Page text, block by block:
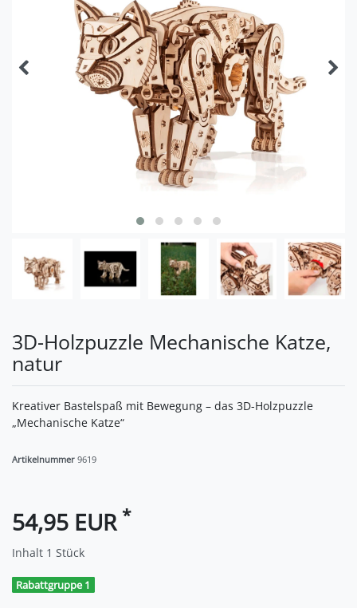
3D-Holzpuzzle Mechanische Katze,
natur
Kreativer Bastelspaß mit Bewegung – das 3D-Holzpuzzle
„Mechanische Katze“
Artikelnummer 9619
54,95 EUR *
Inhalt 1 Stück
Rabattgruppe 1